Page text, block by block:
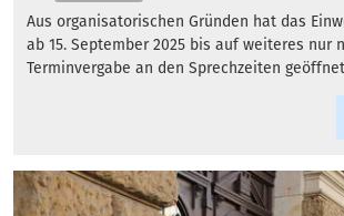
Aus organisatorischen Gründen hat das
ab 15. September 2025 bis auf weiteres nur
Terminvergabe an den Sprechzeiten